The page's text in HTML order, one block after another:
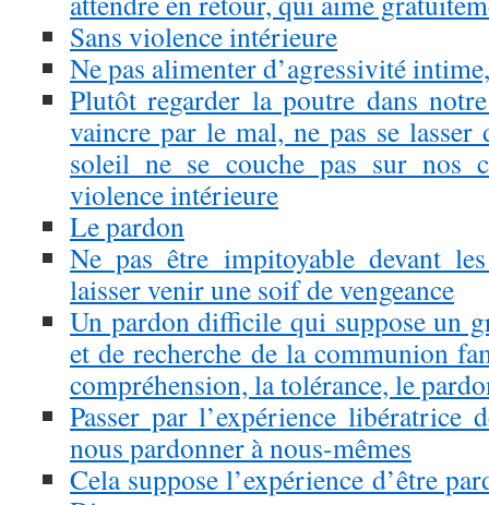
Sans violence intérieure
Ne pas alimenter d’agressivité
Plutôt regarder la poutre dans
vaincre par le mal, ne pas se
soleil ne se couche pas sur nos
violence intérieure
Le pardon
Ne pas être impitoyable devant
laisser venir une soif de vengeance
Un pardon difficile qui suppose un
et de recherche de la communion
compréhension, la tolérance, le
Passer par l’expérience libératrice
nous pardonner à nous-mêmes
Cela suppose l’expérience d’être